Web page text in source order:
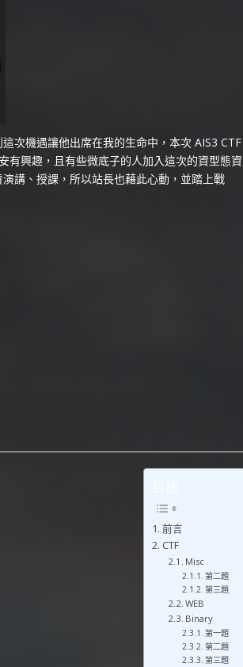
次機遇讓他出席在我的生命中，本次 AIS3 CTF
有興趣，且有些微底子的人加入這次的資型態資
講、授課，所以站長也藉此心動，並踏上戰
前言
CTF
Misc
第二題
第三題
WEB
Binary
第一題
第二題
第三題